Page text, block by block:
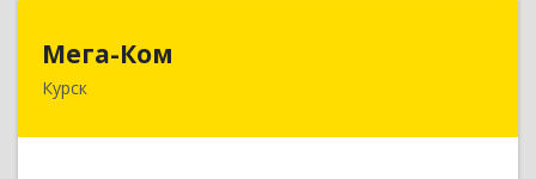
Мега-Ком
Курск
305001, Курская обл, Курск г, Красной Армии ул,